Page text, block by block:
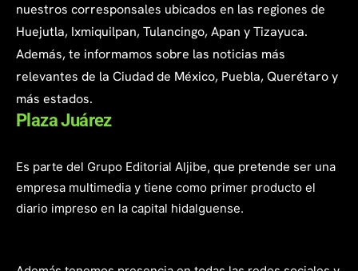
nuestros corresponsales ubicados en las regiones de
Huejutla, Ixmiquilpan, Tulancingo, Apan y Tizayuca.
Además, te informamos sobre las noticias más
relevantes de la Ciudad de México, Puebla, Querétaro y
más estados.
Plaza Juárez
Es parte del Grupo Editorial Aljibe, que pretende ser una
empresa multimedia y tiene como primer producto el
diario impreso en la capital hidalguense.